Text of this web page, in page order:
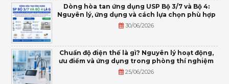
Dòng hòa tan ứng dụng USP Bộ 3/7 và Bộ 4:
Nguyên lý, ứng dụng và cách lựa chọn phù hợp
30/06/2026
Chuẩn độ điện thế là gì? Nguyên lý hoạt động,
ưu điểm và ứng dụng trong phòng thí nghiệm
25/06/2026